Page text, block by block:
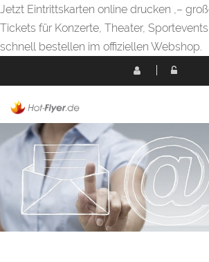
Jetzt Eintrittskarten online drucken ,–
Tickets für Konzerte, Theater,
schnell bestellen im offiziellen Webshop.